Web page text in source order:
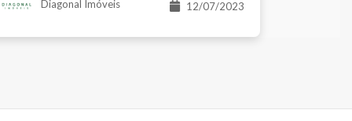
Diagonal Imóveis 12/07/2023